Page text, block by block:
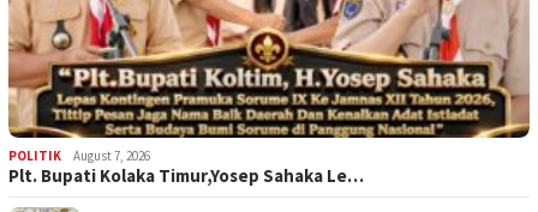
POLITIK August 7, 2026
Plt. Bupati Kolaka Timur,Yosep Sahaka Le…